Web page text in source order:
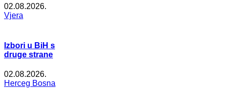
02.08.2026.
Vjera
Izbori u BiH s
druge strane
02.08.2026.
Herceg Bosna